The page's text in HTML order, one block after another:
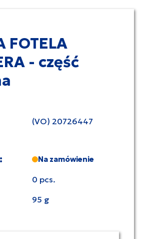
FOTELA
- część
(VO) 20726447
Na zamówienie
0 pcs.
95 g